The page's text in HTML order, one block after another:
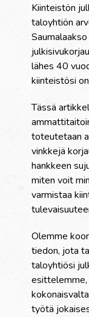
Kiinteistön
taloyhtiön
lähes 40
kiinteistösi
Tässä
toteutetaan
vinkkejä
hankkeen
miten voit
varmistaa
Olemme
tiedon, jota
taloyhtiösi
esittelemme,
työtä